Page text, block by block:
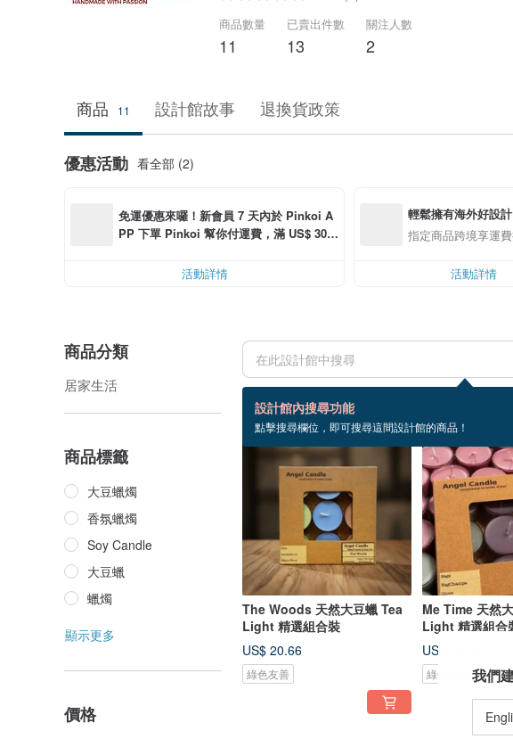
商品數量
11
已賣出件數
13
關注人數
2
商品 11 設計館故事 退換貨政策
優惠活動 看全部 (2)
免運優惠來囉！新會員 7 天內於 Pinkoi A
PP 下單 Pinkoi 幫你付運費，滿 US$ 30.0
活動詳情
輕鬆擁有海外好設計
指定商品跨境享運
活動詳情
商品分類
居家生活
商品標籤
大豆蠟燭
香氛蠟燭
Soy Candle
大豆蠟
蠟燭
顯示更多
價格
設計館內搜尋功能
點擊搜尋欄位，即可搜尋這間設計館的商品！
11 個商品
The Woods 天然大豆蠟 Tea
Light 精選組合裝
US$ 20.66
綠色友善
Me Time 天然
Light 精選組合
US$ 20.66
綠色友善 我們